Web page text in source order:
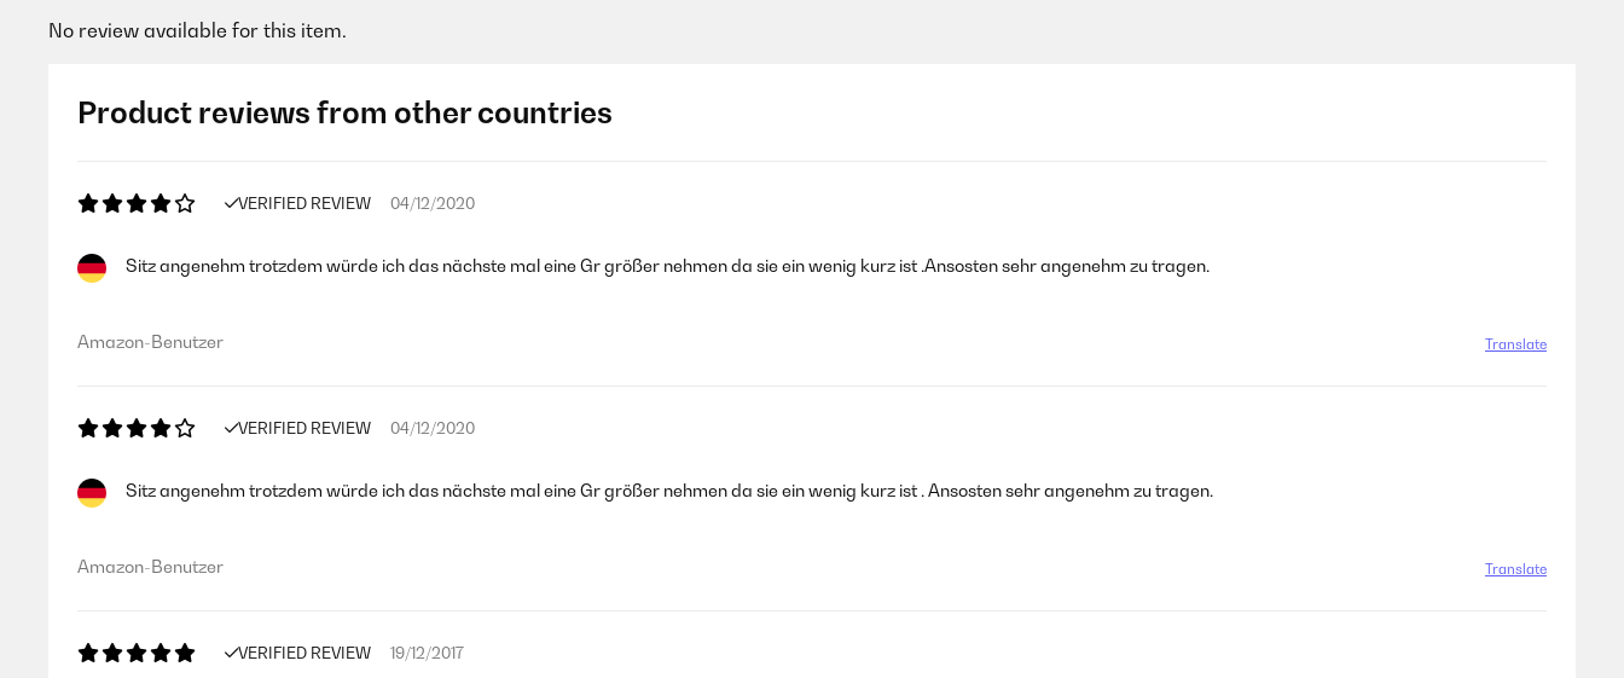
No review available for this item.
Product reviews from other countries
VERIFIED REVIEW 04/12/2020
Sitz angenehm trotzdem würde ich das nächste mal eine Gr größer nehmen da sie ein wenig kurz ist .Ansosten sehr angenehm zu tragen.
Amazon-Benutzer Translate
VERIFIED REVIEW 04/12/2020
Sitz angenehm trotzdem würde ich das nächste mal eine Gr größer nehmen da sie ein wenig kurz ist . Ansosten sehr angenehm zu tragen.
Amazon-Benutzer Translate
VERIFIED REVIEW 19/12/2017